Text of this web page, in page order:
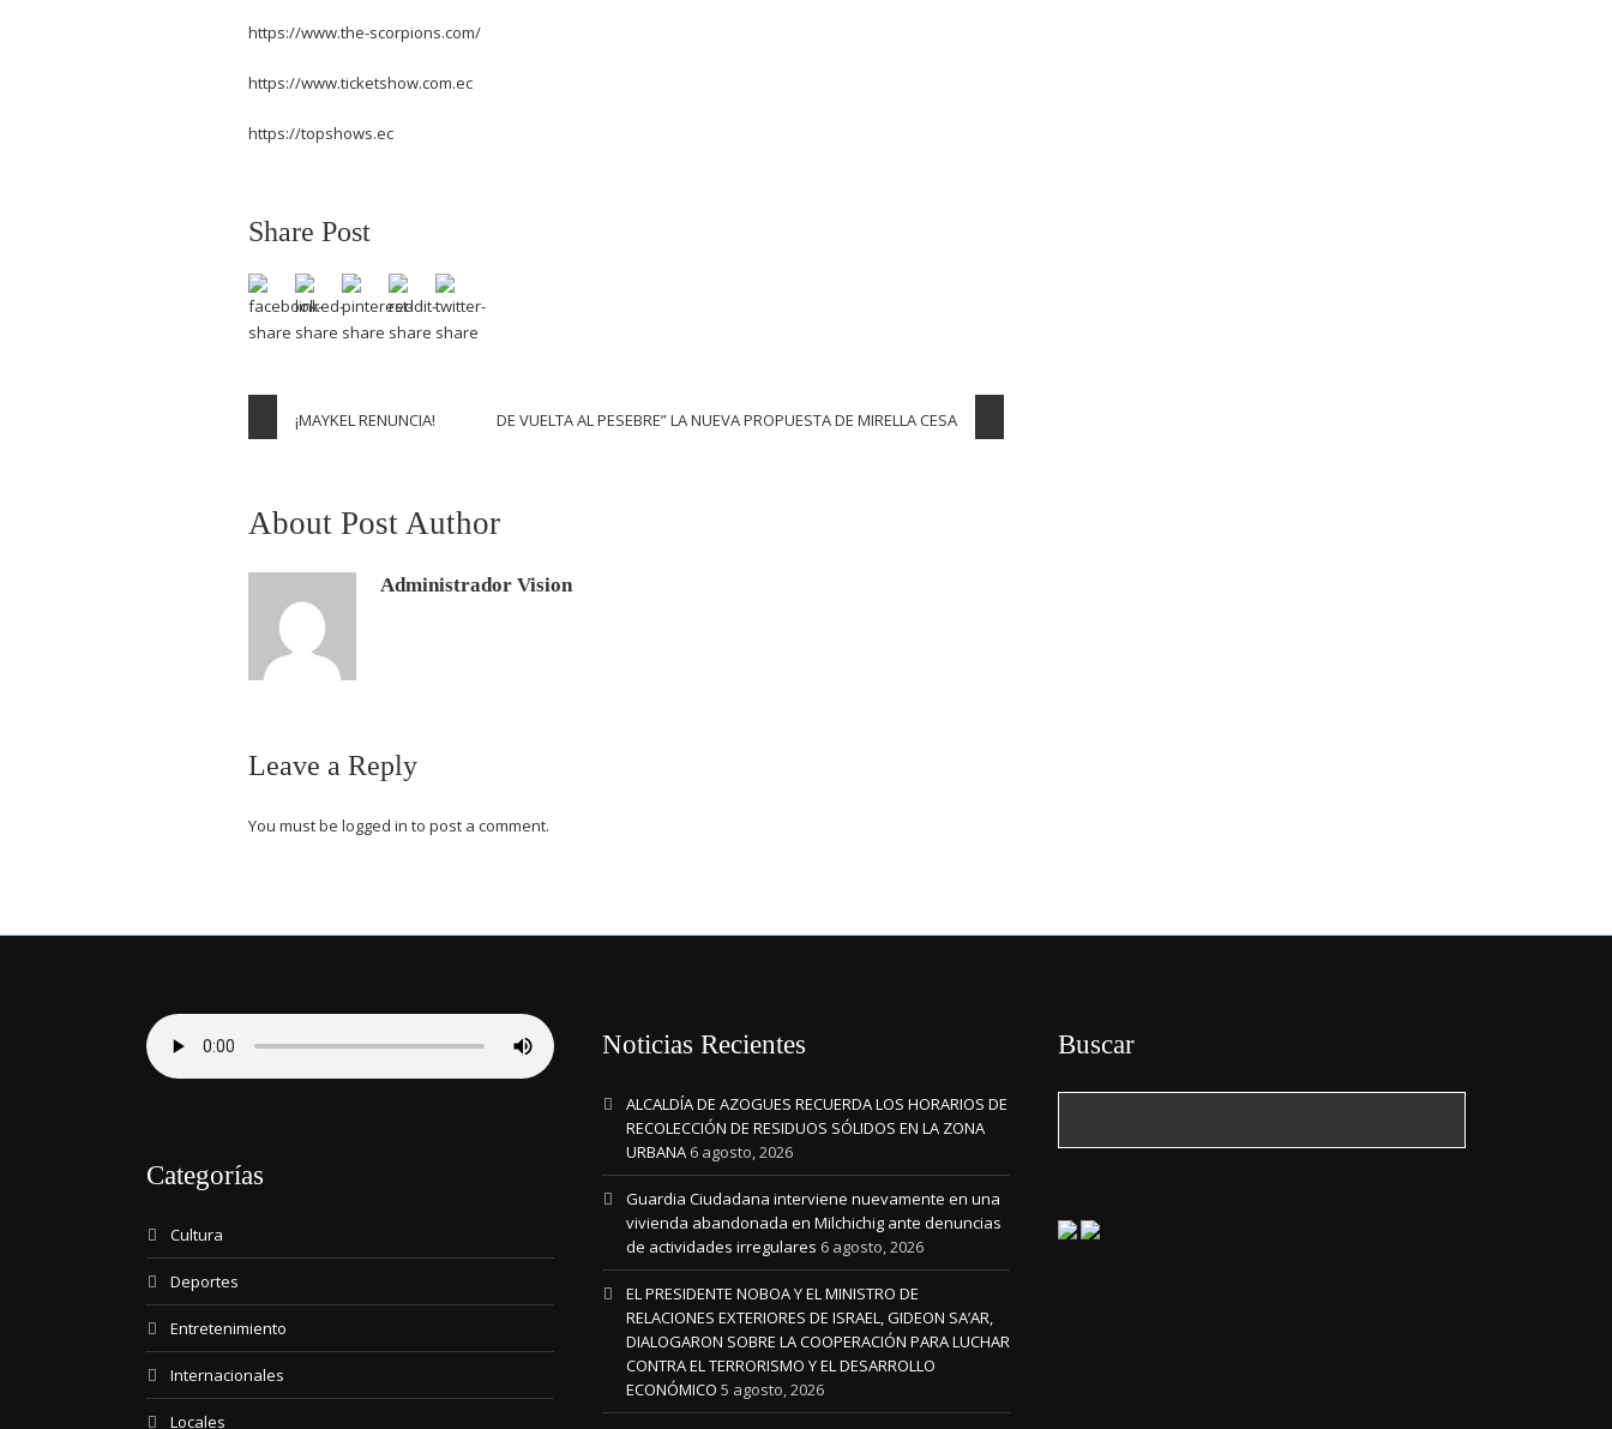
https://www.the-scorpions.com/
https://www.ticketshow.com.ec
https://topshows.ec
Share Post
¡MAYKEL RENUNCIA! DE VUELTA AL PESEBRE” LA NUEVA PROPUESTA DE MIRELLA CESA
About Post Author
Administrador Vision
Leave a Reply
You must be logged in to post a comment.
Categorías
Cultura
Deportes
Entretenimiento
Internacionales
Locales
Noticias Recientes
ALCALDÍA DE AZOGUES RECUERDA LOS HORARIOS DE
RECOLECCIÓN DE RESIDUOS SÓLIDOS EN LA ZONA
URBANA 6 agosto, 2026
Guardia Ciudadana interviene nuevamente en una
vivienda abandonada en Milchichig ante denuncias
de actividades irregulares 6 agosto, 2026
EL PRESIDENTE NOBOA Y EL MINISTRO DE
RELACIONES EXTERIORES DE ISRAEL, GIDEON SA’AR,
DIALOGARON SOBRE LA COOPERACIÓN PARA LUCHAR
CONTRA EL TERRORISMO Y EL DESARROLLO
ECONÓMICO 5 agosto, 2026
Buscar